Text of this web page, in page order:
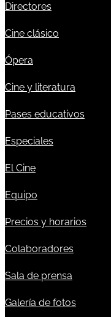
Directores
Cine clásico
Ópera
Cine y literatura
Pases educativos
Especiales
El Cine
Equipo
Precios y horarios
Colaboradores
Sala de prensa
Galería de fotos